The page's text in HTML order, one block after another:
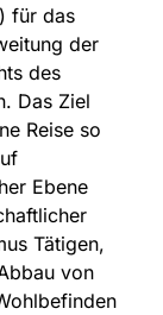
für das
der
des
Das Ziel
Reise so
Ebene
Tätigen,
von